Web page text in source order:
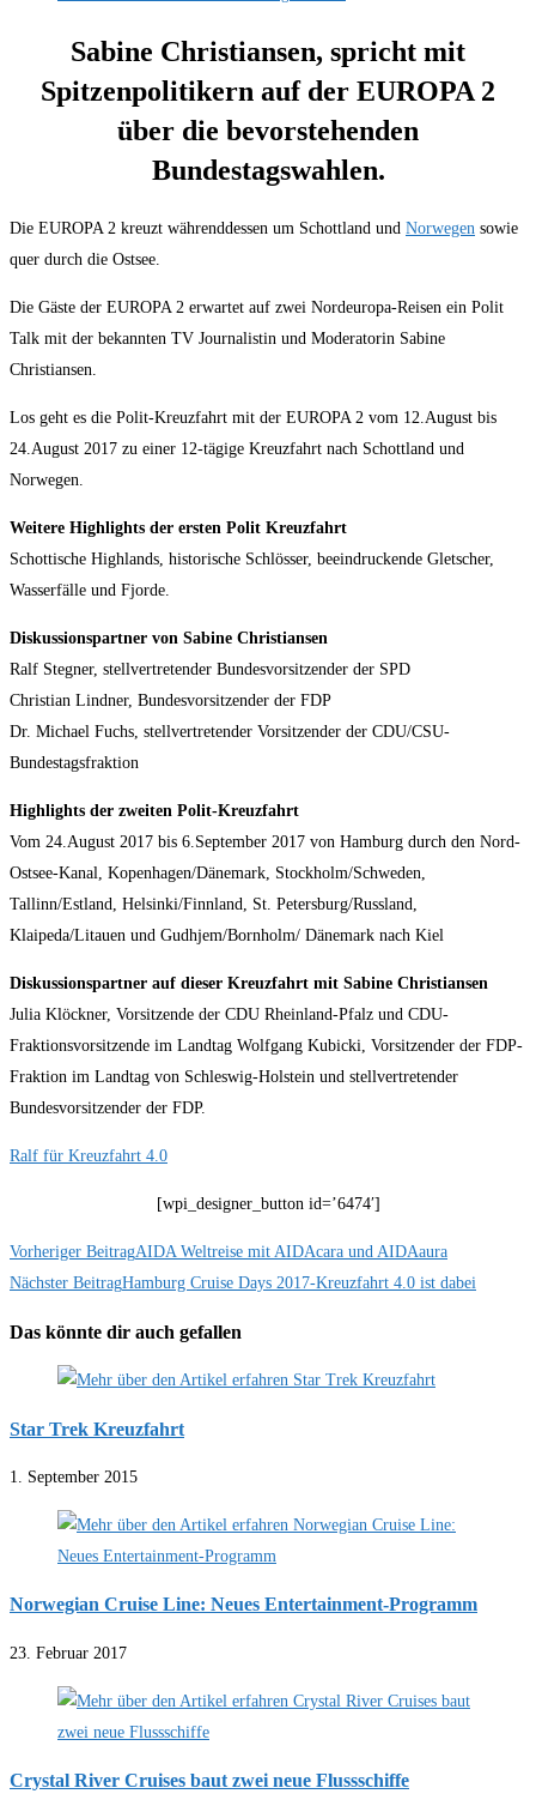
Sabine Christiansen, spricht mit
Spitzenpolitikern auf der EUROPA 2
über die bevorstehenden
Bundestagswahlen.
Die EUROPA 2 kreuzt währenddessen um Schottland und Norwegen sowie
quer durch die Ostsee.
Die Gäste der EUROPA 2 erwartet auf zwei Nordeuropa-Reisen ein Polit
Talk mit der bekannten TV Journalistin und Moderatorin Sabine
Christiansen.
Los geht es die Polit-Kreuzfahrt mit der EUROPA 2 vom 12.August bis
24.August 2017 zu einer 12-tägige Kreuzfahrt nach Schottland und
Norwegen.
Weitere Highlights der ersten Polit Kreuzfahrt
Schottische Highlands, historische Schlösser, beeindruckende Gletscher,
Wasserfälle und Fjorde.
Diskussionspartner von Sabine Christiansen
Ralf Stegner, stellvertretender Bundesvorsitzender der SPD
Christian Lindner, Bundesvorsitzender der FDP
Dr. Michael Fuchs, stellvertretender Vorsitzender der CDU/CSU-
Bundestagsfraktion
Highlights der zweiten Polit-Kreuzfahrt
Vom 24.August 2017 bis 6.September 2017 von Hamburg durch den Nord-
Ostsee-Kanal, Kopenhagen/Dänemark, Stockholm/Schweden,
Tallinn/Estland, Helsinki/Finnland, St. Petersburg/Russland,
Klaipeda/Litauen und Gudhjem/Bornholm/ Dänemark nach Kiel
Diskussionspartner auf dieser Kreuzfahrt mit Sabine Christiansen
Julia Klöckner, Vorsitzende der CDU Rheinland-Pfalz und CDU-
Fraktionsvorsitzende im Landtag Wolfgang Kubicki, Vorsitzender der FDP-
Fraktion im Landtag von Schleswig-Holstein und stellvertretender
Bundesvorsitzender der FDP.
Ralf für Kreuzfahrt 4.0
[wpi_designer_button id=’6474′]
Weitere
Artikel
ansehen
Vorheriger BeitragAIDA Weltreise mit AIDAcara und AIDAaura
Nächster BeitragHamburg Cruise Days 2017-Kreuzfahrt 4.0 ist dabei
Das könnte dir auch gefallen
Star Trek Kreuzfahrt
1. September 2015
Norwegian Cruise Line: Neues Entertainment-Programm
23. Februar 2017
Crystal River Cruises baut zwei neue Flussschiffe